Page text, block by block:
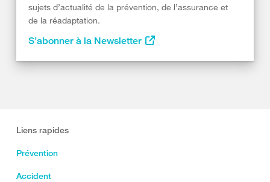
sujets d’actualité de la prévention, de l’assurance et
de la réadaptation.
S’abonner à la Newsletter
Liens rapides
Prévention
Accident